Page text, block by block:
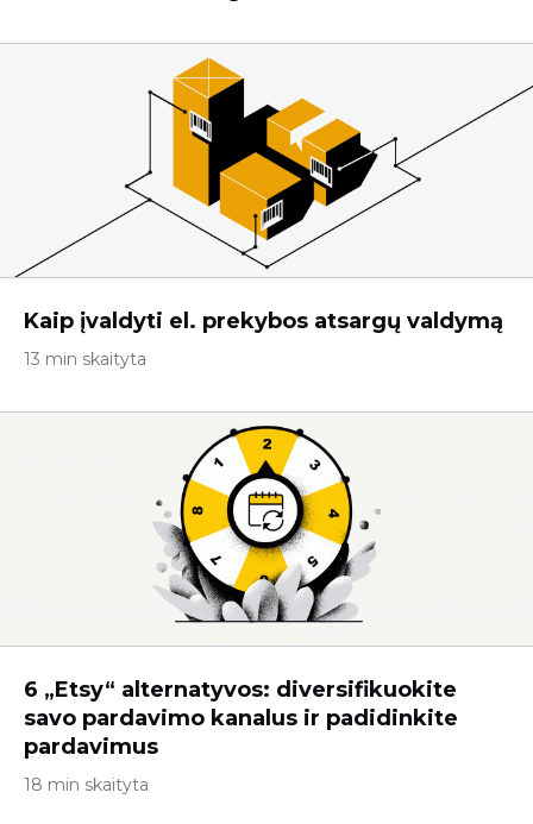
Kaip įvaldyti el. prekybos atsargų valdymą
13 min skaityta
6 „Etsy“ alternatyvos: diversifikuokite
savo pardavimo kanalus ir padidinkite
pardavimus
18 min skaityta